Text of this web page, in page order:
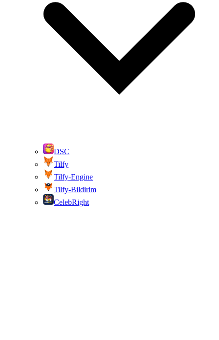
DSC
Tilfy
Tilfy-Engine
Tilfy-Bildirim
CelebRight